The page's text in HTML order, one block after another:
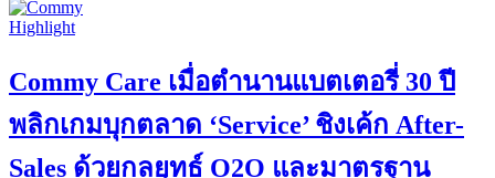
Highlight
Commy Care เมื่อตำนานแบตเตอรี่ 30 ปี
พลิกเกมบุกตลาด ‘Service’ ชิงเค้ก After-
Sales ด้วยกลยุทธ์ O2O และมาตรฐาน